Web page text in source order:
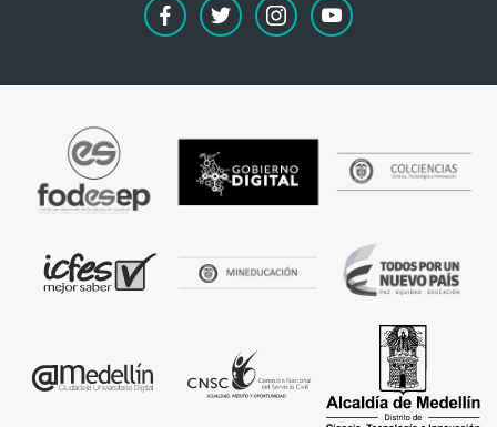
facebooktwitter instagramyoutube